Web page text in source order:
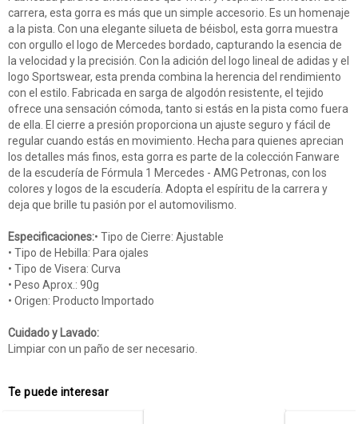
carrera, esta gorra es más que un simple accesorio. Es un homenaje
a la pista. Con una elegante silueta de béisbol, esta gorra muestra
con orgullo el logo de Mercedes bordado, capturando la esencia de
la velocidad y la precisión. Con la adición del logo lineal de adidas y el
logo Sportswear, esta prenda combina la herencia del rendimiento
con el estilo. Fabricada en sarga de algodón resistente, el tejido
ofrece una sensación cómoda, tanto si estás en la pista como fuera
de ella. El cierre a presión proporciona un ajuste seguro y fácil de
regular cuando estás en movimiento. Hecha para quienes aprecian
los detalles más finos, esta gorra es parte de la colección Fanware
de la escudería de Fórmula 1 Mercedes - AMG Petronas, con los
colores y logos de la escudería. Adopta el espíritu de la carrera y
deja que brille tu pasión por el automovilismo.
Especificaciones:• Tipo de Cierre: Ajustable
• Tipo de Hebilla: Para ojales
• Tipo de Visera: Curva
• Peso Aprox.: 90g
• Origen: Producto Importado
Cuidado y Lavado:
Limpiar con un paño de ser necesario.
Te puede interesar